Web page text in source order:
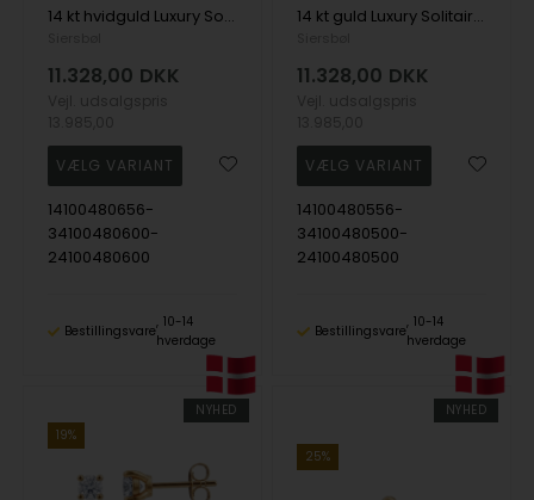
14 kt hvidguld Luxury Solitaire smykkesæt med i alt 0,75 ct Labgrown diamant Top Wesselston VS2
11.328,00 DKK
14100480656-
34100480600-
24100480600
Bestillingsvare
10-14
hverdage
14 kt guld Luxury Solitaire smykkesæt med i alt 0,75 ct Labgrown diamant Top Wesselston VS2
11.328,00 DKK
14100480556-
34100480500-
24100480500
Bestillingsvare
10-14
hverdage
NYHED
19%
NYHED
25%